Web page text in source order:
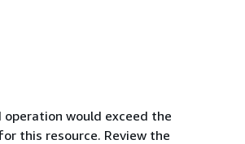
would exceed the
this resource. Review the